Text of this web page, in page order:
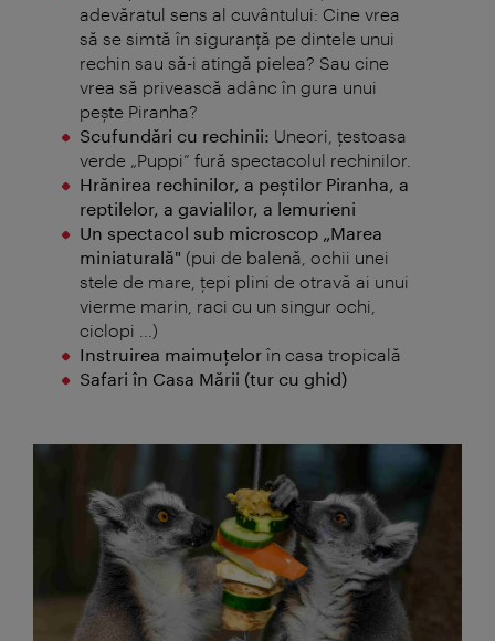
adevăratul sens al cuvântului: Cine vrea
să se simtă în siguranţă pe dintele unui
rechin sau să-i atingă pielea? Sau cine
vrea să privească adânc în gura unui
peşte Piranha?
Scufundări cu rechinii: Uneori, țestoasa
verde „Puppi” fură spectacolul rechinilor.
Hrănirea rechinilor, a peştilor Piranha, a
reptilelor, a gavialilor, a lemurieni
Un spectacol sub microscop „Marea
miniaturală" (pui de balenă, ochii unei
stele de mare, ţepi plini de otravă ai unui
vierme marin, raci cu un singur ochi,
ciclopi ...)
Instruirea maimuțelorîn casa tropicală
Safari în Casa Mării (tur cu ghid)